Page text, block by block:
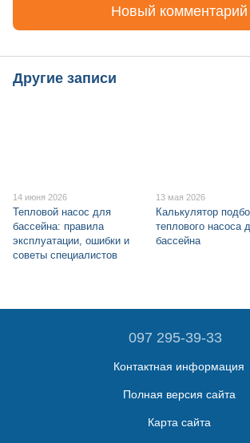
Новый комментарий
Другие записи
14 июня 2026
Тепловой насос для
бассейна: правила
эксплуатации, ошибки и
советы специалистов
13 мая 2026
Калькулятор
теплового насоса
бассейна
097 295-39-33
Контактная информация
Полная версия сайта
Карта сайта